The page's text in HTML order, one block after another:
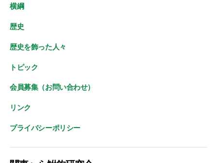
横綱
歴史
歴史を飾った人々
トピック
会員募集（お問い合わせ）
リンク
プライバシーポリシー